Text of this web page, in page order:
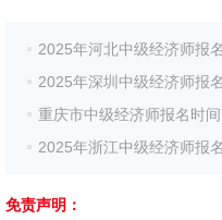
2025年河北中级经济师报
2025年深圳中级经济师报
重庆市中级经济师报名时
2025年浙江中级经济师报
免责声明：